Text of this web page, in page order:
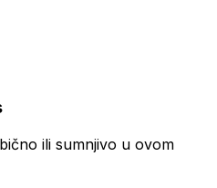
ili sumnjivo u ovom